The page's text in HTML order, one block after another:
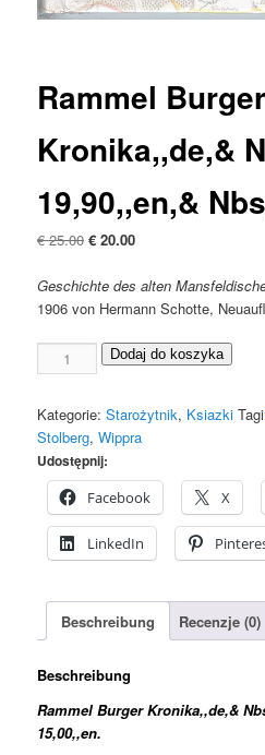
Rammel Burger
Kronika,,de,&
19,90,,en,&
€25.00 Oryginalna
była:
€ 25.00
€ 20.00Obecna
to:
€ 20.00.
Geschichte des alten
1906 von Hermann Schotte,
ilość
Kronika
Dodaj do koszyka
Kategorie:Starożytnik, Ksiazki
Stolberg,Wippra
Udostępnij:
Facebook
X
LinkedIn
Beschreibung Recenzje (0)
Beschreibung
Rammel Burger Kronika,,de,&
15,00,,en.